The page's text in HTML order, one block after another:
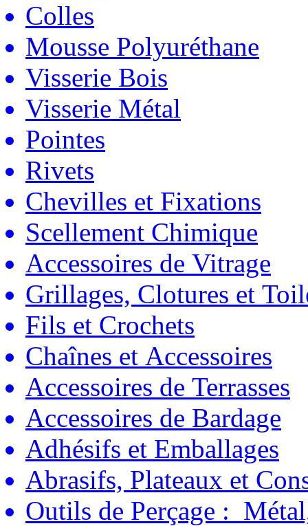
Colles
Mousse Polyuréthane
Visserie Bois
Visserie Métal
Pointes
Rivets
Chevilles et Fixations
Scellement Chimique
Accessoires de Vitrage
Grillages, Clotures et
Fils et Crochets
Chaînes et Accessoires
Accessoires de Terrasses
Accessoires de Bardage
Adhésifs et Emballages
Abrasifs, Plateaux et
Outils de Perçage :